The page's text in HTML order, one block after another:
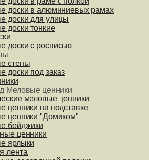
доски в алюминиевых рамах
доски для улицы
доски тонкие
доски с росписью
стены
доски под заказ
Меловые ценники
меловые ценники
ценники на подставке
ценники "Домиком"
бейджики
ценники
ярлыки
лента